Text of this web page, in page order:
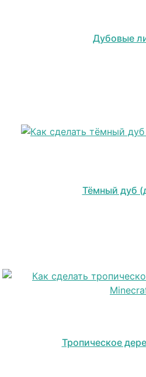
Дубовые
Тёмный дуб
Тропическое